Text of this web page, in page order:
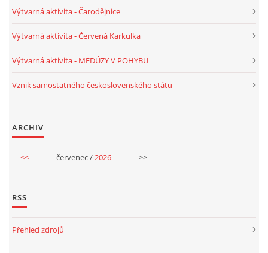
VELIKONOCE
SVĚTOVÝ DEN VODY 22. BŘEZEN
RECENZE NA HRAČKY
VÁNOČNÍ TVOŘENÍ
Výtvarná aktivita - Čarodějnice
Výtvarná aktivita - Červená Karkulka
Výtvarná aktivita - MEDÚZY V POHYBU
Vznik samostatného československého státu
ARCHIV
<< červenec / 2026 >>
RSS
Přehled zdrojů